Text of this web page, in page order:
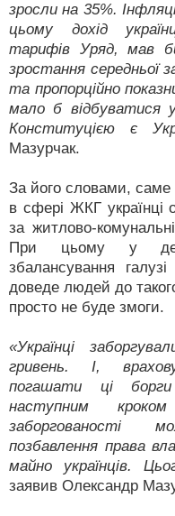
зросли на 35%.
цьому дохід
тарифів Уряд, мав
зростання середньої
та пропорційно
мало б відбуватися
Конституцією є
Мазурчак.
За його словами, саме
в сфері ЖКГ українці
за житлово-
При цьому у
збалансування
доведе людей до
просто не буде змоги.
«Українці
гривень. І,
погашати ці
наступним
заборгованості
позбавлення права
майно українців.
заявив Олександр